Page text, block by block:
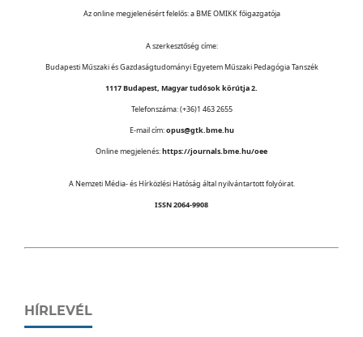
Az online megjelenésért felelős: a BME OMIKK főigazgatója
A szerkesztőség címe:
Budapesti Műszaki és Gazdaságtudományi Egyetem Műszaki Pedagógia Tanszék
1117 Budapest, Magyar tudósok körútja 2.
Telefonszáma: (+36)1 463 2655
E-mail cím:opus@gtk.bme.hu
Online megjelenés:https://journals.bme.hu/oee
A Nemzeti Média- és Hírközlési Hatóság által nyilvántartott folyóirat.
ISSN 2064-9908
HÍRLEVÉL